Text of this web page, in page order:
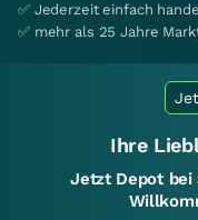
✅ Jederzeit einfach
✅ mehr als 25 Jahre
Ihre
Jetzt Depot bei